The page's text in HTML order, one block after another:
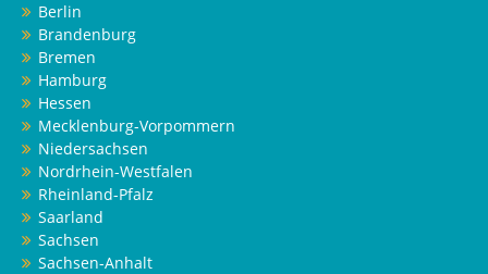
Berlin
Brandenburg
Bremen
Hamburg
Hessen
Mecklenburg-Vorpommern
Niedersachsen
Nordrhein-Westfalen
Rheinland-Pfalz
Saarland
Sachsen
Sachsen-Anhalt